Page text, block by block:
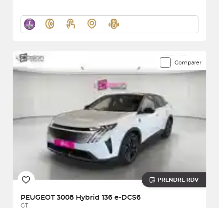
Comparer
PRENDRE RDV
PEUGEOT 3008 Hybrid 136 e-DCS6
GT